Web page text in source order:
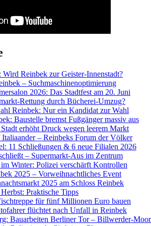
Wird Reinbek zur Geister-Innenstadt?
– Suchmaschinenoptimierung
2026: Das Stadtfest am 20. Juni
Rettung durch Bücherei-Umzug?
Reinbek: Nur ein Kandidat zur Wahl
Baustelle bremst Fußgänger massiv aus
erhöht Druck wegen leerem Markt
– Reinbeks Forum der Völker
11 Schließungen & 6 neue Filialen 2026
– Supermarkt-Aus im Zentrum
Winter: Polizei verschärft Kontrollen
2025 – Vorweihnachtliches Event
2025 am Schloss Reinbek
Praktische Tipps
für fünf Millionen Euro bauen
flüchtet nach Unfall in Reinbek
Bauarbeiten Berliner Tor – Billwerder-